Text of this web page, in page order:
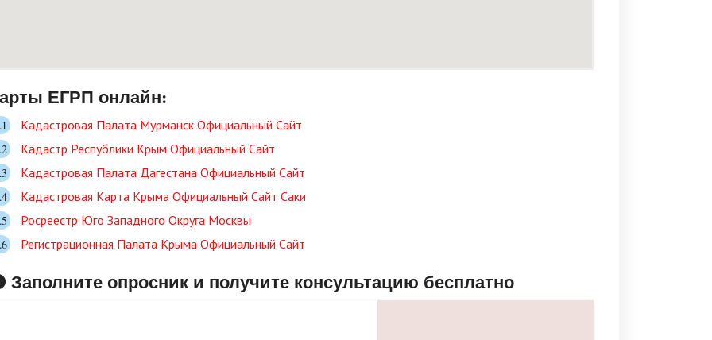
ЕГРП онлайн:
Кадастровая Палата Мурманск Официальный Сайт
Кадастр Республики Крым Официальный Сайт
Кадастровая Палата Дагестана Официальный Сайт
Кадастровая Карта Крыма Официальный Сайт Саки
Росреестр Юго Западного Округа Москвы
Регистрационная Палата Крыма Официальный Сайт
Заполните опросник и получите консультацию бесплатно